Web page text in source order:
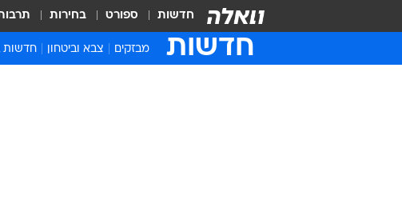
חדשות ספורט בחירות
חדשות מבזקים צבא וביטחון חדשות